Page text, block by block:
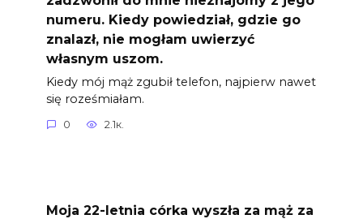
numeru. Kiedy powiedział, gdzie go
znalazł, nie mogłam uwierzyć
własnym uszom.
Kiedy mój mąż zgubił telefon, najpierw nawet
się roześmiałam.
0 2.1к.
Moja 22-letnia córka wyszła za mąż za